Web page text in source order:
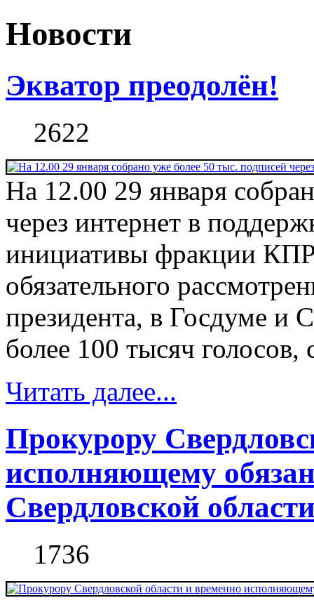
Новости
Экватор преодолён!
2622
На 12.00 29 января
через интернет в
инициативы фракции
обязательного
президента, в Госдуме и
более 100 тысяч голосов,
Читать далее...
Прокурору
исполняющему
Свердловской
1736